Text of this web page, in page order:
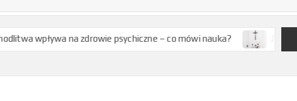
na zdrowie psychiczne – co mówi nauka? Jak wygląda rok